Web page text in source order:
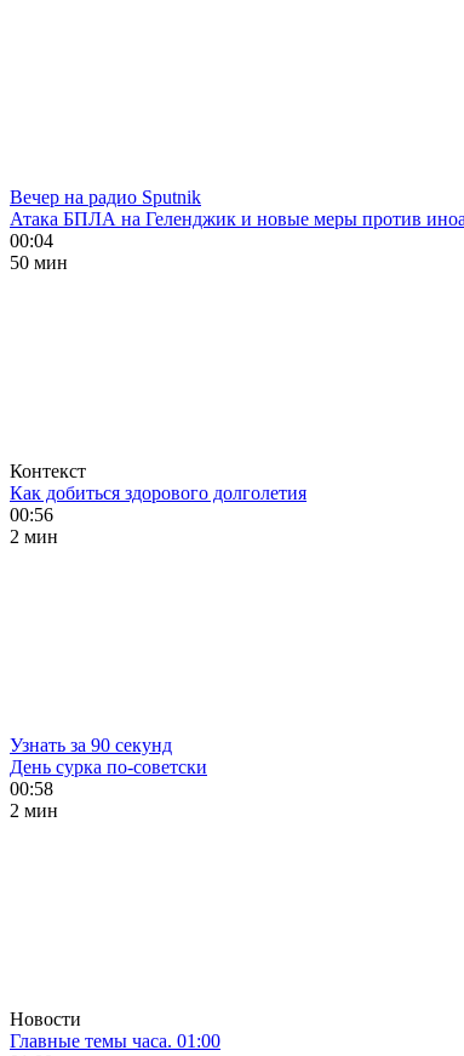
Вечер на радио Sputnik
Атака БПЛА на Геленджик и новые меры против
00:04
50 мин
Контекст
Как добиться здорового долголетия
00:56
2 мин
Узнать за 90 секунд
День сурка по-советски
00:58
2 мин
Новости
Главные темы часа. 01:00